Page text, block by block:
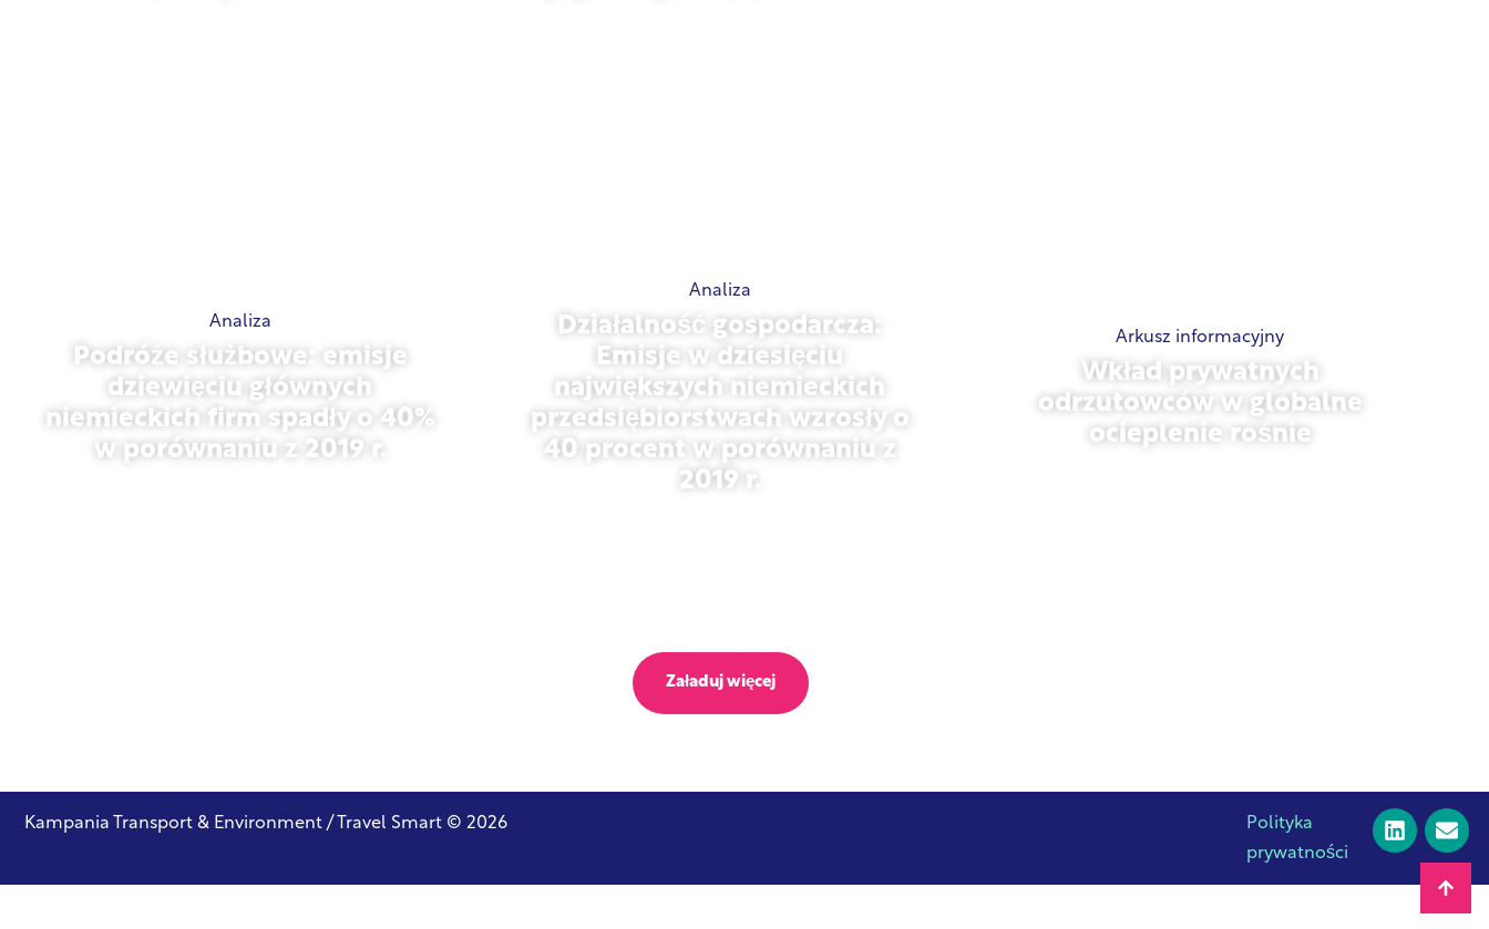
Analiza
Podróże służbowe: emisje
dziewięciu głównych
niemieckich firm spadły o 40%
w porównaniu z 2019 r.
Analiza
Działalność gospodarcza:
Emisje w dziesięciu
największych niemieckich
przedsiębiorstwach wzrosły o
40 procent w porównaniu z
2019 r.
Arkusz informacyjny
Wkład prywatnych
odrzutowców w globalne
ocieplenie rośnie
Załaduj więcej
Kampania Transport & Environment / Travel Smart © 2026
Polityka
prywatności